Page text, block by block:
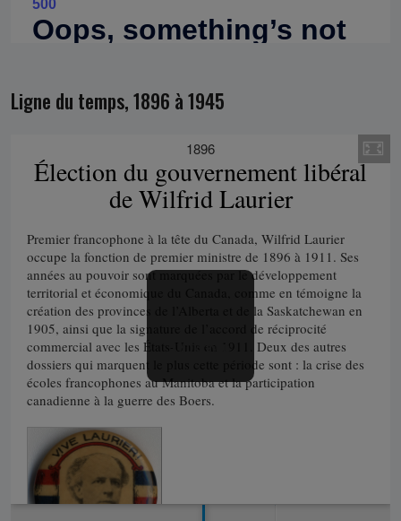
Ligne du temps, 1896 à 1945